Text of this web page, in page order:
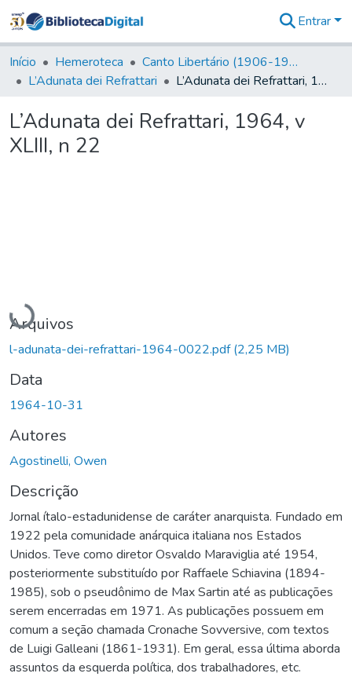
&
Coleções
Tudo na
Digital
Entrar
Início Hemeroteca
Canto Libertário (1906-1995)
L’Adunata dei Refrattari
L’Adunata dei Refrattari, 1964, v XLIII, n 22
L’Adunata dei Refrattari, 1964, v
XLIII, n 22
Carregando...
Arquivos
l-adunata-dei-refrattari-1964-0022.pdf(2,25 MB)
Data
1964-10-31
Autores
Agostinelli, Owen
Descrição
Jornal ítalo-estadunidense de caráter anarquista. Fundado em
1922 pela comunidade anárquica italiana nos Estados
Unidos. Teve como diretor Osvaldo Maraviglia até 1954,
posteriormente substituído por Raffaele Schiavina (1894-
1985), sob o pseudônimo de Max Sartin até as publicações
serem encerradas em 1971. As publicações possuem em
comum a seção chamada Cronache Sovversive, com textos
de Luigi Galleani (1861-1931). Em geral, essa última aborda
assuntos da esquerda política, dos trabalhadores, etc.